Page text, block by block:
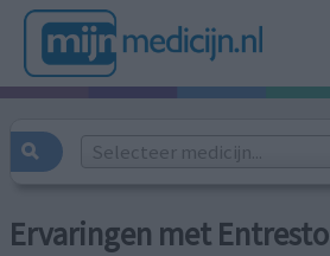
Selecteer medicijn...
Ervaringen met Entresto